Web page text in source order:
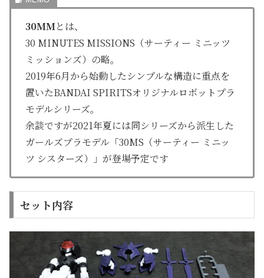
30MMとは、
30 MINUTES MISSIONS（サーティー ミニッツ
ミッションズ）の略。
2019年6月から始動したシンプルな構造に重点を
置いたBANDAI SPIRITSオリジナルロボットプラ
モデルシリーズ。
余談ですが2021年夏には同シリーズから派生した
ガールズプラモデル「30MS（サーティー ミニッ
ツ シスターズ）」が登場予定です
セット内容